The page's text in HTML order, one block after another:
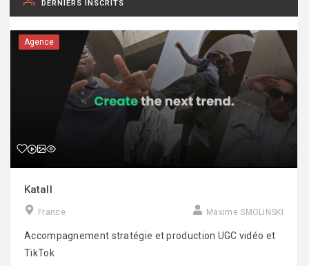
DERNIERS INSCRITS
Agence
Katall
France Maxime SMOLINSKI
Accompagnement stratégie et production UGC vidéo et
TikTok